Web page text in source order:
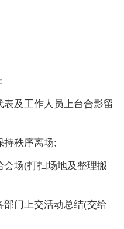
及工作人员上台合影留
持秩序离场;
场(打扫场地及整理搬
门上交活动总结(交给